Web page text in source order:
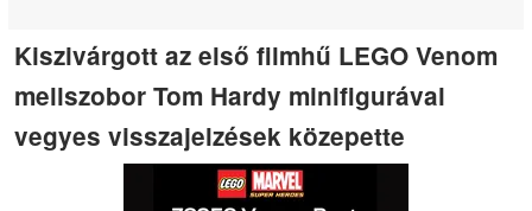
Kiszivárgott az első filmhű LEGO Venom
mellszobor Tom Hardy minifigurával
vegyes visszajelzések közepette